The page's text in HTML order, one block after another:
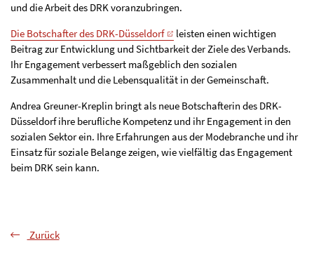
und die Arbeit des DRK voranzubringen.
Die Botschafter des DRK-Düsseldorf
leisten einen wichtigen
Beitrag zur Entwicklung und Sichtbarkeit der Ziele des Verbands.
Ihr Engagement verbessert maßgeblich den sozialen
Zusammenhalt und die Lebensqualität in der Gemeinschaft.
Andrea Greuner-Kreplin bringt als neue Botschafterin des DRK-
Düsseldorf ihre berufliche Kompetenz und ihr Engagement in den
sozialen Sektor ein. Ihre Erfahrungen aus der Modebranche und ihr
Einsatz für soziale Belange zeigen, wie vielfältig das Engagement
beim DRK sein kann.
Zurück